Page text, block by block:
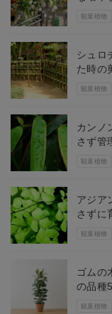
観葉植物
観葉植物
シュロ
た時の
観葉植物
カンノ
さず管
観葉植物
アジア
さずに
観葉植物
ゴムの
の品種